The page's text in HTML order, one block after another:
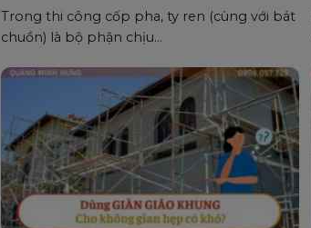
Trong thi công cốp pha, ty ren (cùng với bát
chuồn) là bộ phận chịu...